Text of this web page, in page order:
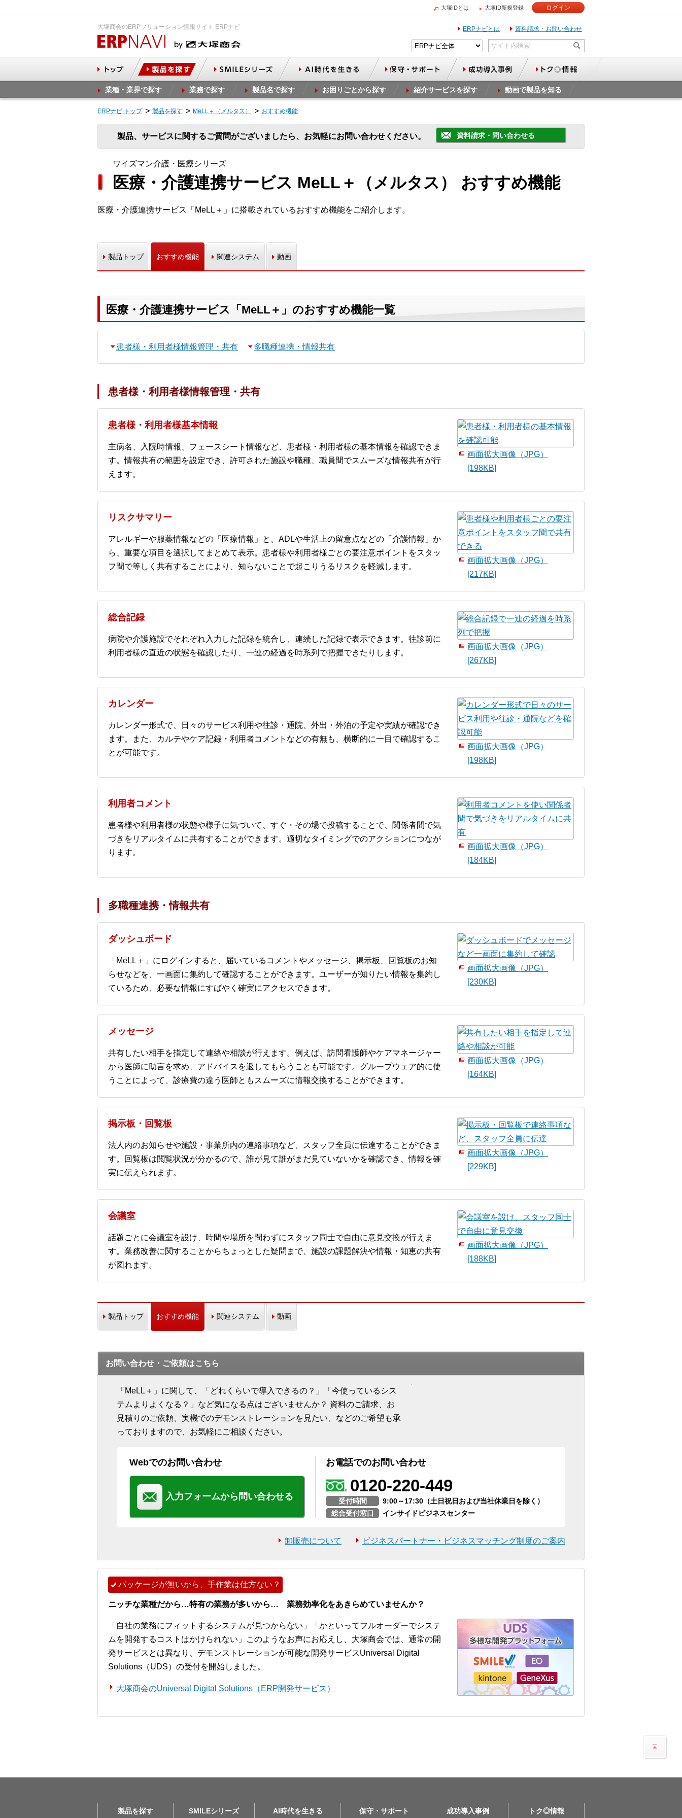
大塚IDとは 大塚ID新規登録 ログイン
大塚商会のERPソリューション情報サイト ERPナビ ERPナビとは 資料請求・お問い合わせ
業種・業界で探す 業務で探す 製品名で探す お困りごとから探す 紹介サービスを探す 動画で製品を知る
ERPナビ トップ 製品を探す MeLL＋（メルタス） おすすめ機能
製品、サービスに関するご質問がございましたら、お気軽にお問い合わせください。 資料請求・問い合わせる
ワイズマン介護・医療シリーズ
医療・介護連携サービス MeLL＋（メルタス） おすすめ機能
医療・介護連携サービス「MeLL＋」に搭載されているおすすめ機能をご紹介します。
製品トップ おすすめ機能 関連システム 動画
医療・介護連携サービス「MeLL＋」のおすすめ機能一覧
患者様・利用者様情報管理・共有 多職種連携・情報共有
患者様・利用者様情報管理・共有
患者様・利用者様基本情報
主病名、入院時情報、フェースシート情報など、患者様・利用者様の基本情報を確認できま
す。情報共有の範囲を設定でき、許可された施設や職種、職員間でスムーズな情報共有が行
えます。
画面拡大画像（JPG）
[198KB]
リスクサマリー
アレルギーや服薬情報などの「医療情報」と、ADLや生活上の留意点などの「介護情報」か
ら、重要な項目を選択してまとめて表示。患者様や利用者様ごとの要注意ポイントをスタッ
フ間で等しく共有することにより、知らないことで起こりうるリスクを軽減します。
画面拡大画像（JPG）
[217KB]
総合記録
病院や介護施設でそれぞれ入力した記録を統合し、連続した記録で表示できます。往診前に
利用者様の直近の状態を確認したり、一連の経過を時系列で把握できたりします。
画面拡大画像（JPG）
[267KB]
カレンダー
カレンダー形式で、日々のサービス利用や往診・通院、外出・外泊の予定や実績が確認でき
ます。また、カルテやケア記録・利用者コメントなどの有無も、横断的に一目で確認するこ
とが可能です。
画面拡大画像（JPG）
[198KB]
利用者コメント
患者様や利用者様の状態や様子に気づいて、すぐ・その場で投稿することで、関係者間で気
づきをリアルタイムに共有することができます。適切なタイミングでのアクションにつなが
ります。
画面拡大画像（JPG）
[184KB]
多職種連携・情報共有
ダッシュボード
「MeLL＋」にログインすると、届いているコメントやメッセージ、掲示板、回覧板のお知
らせなどを、一画面に集約して確認することができます。ユーザーが知りたい情報を集約し
ているため、必要な情報にすばやく確実にアクセスできます。
画面拡大画像（JPG）
[230KB]
メッセージ
共有したい相手を指定して連絡や相談が行えます。例えば、訪問看護師やケアマネージャー
から医師に助言を求め、アドバイスを返してもらうことも可能です。グループウェア的に使
うことによって、診療費の違う医師ともスムーズに情報交換することができます。
画面拡大画像（JPG）
[164KB]
掲示板・回覧板
法人内のお知らせや施設・事業所内の連絡事項など、スタッフ全員に伝達することができま
す。回覧板は閲覧状況が分かるので、誰が見て誰がまだ見ていないかを確認でき、情報を確
実に伝えられます。
画面拡大画像（JPG）
[229KB]
会議室
話題ごとに会議室を設け、時間や場所を問わずにスタッフ同士で自由に意見交換が行えま
す。業務改善に関することからちょっとした疑問まで、施設の課題解決や情報・知恵の共有
が図れます。
画面拡大画像（JPG）
[188KB]
製品トップ おすすめ機能 関連システム 動画
お問い合わせ・ご依頼はこちら
「MeLL＋」に関して、「どれくらいで導入できるの？」「今使っているシス
テムよりよくなる？」など気になる点はございませんか？ 資料のご請求、お
見積りのご依頼、実機でのデモンストレーションを見たい、などのご希望も承
っておりますので、お気軽にご相談ください。
Webでのお問い合わせ
入力フォームから問い合わせる
お電話でのお問い合わせ
0120-220-449
受付時間
9:00～17:30（土日祝日および当社休業日を除く）
総合受付窓口
インサイドビジネスセンター
卸販売について ビジネスパートナー・ビジネスマッチング制度のご案内
パッケージが無いから、手作業は仕方ない？
ニッチな業種だから…特有の業務が多いから… 業務効率化をあきらめていませんか？
「自社の業務にフィットするシステムが見つからない」「かといってフルオーダーでシステ
ムを開発するコストはかけられない」このようなお声にお応えし、大塚商会では、通常の開
発サービスとは異なり、デモンストレーションが可能な開発サービスUniversal Digital
Solutions（UDS）の受付を開始しました。
大塚商会のUniversal Digital Solutions（ERP開発サービス）
製品を探す SMILEシリーズ AI時代を生きる 保守・サポート 成功導入事例 トク◎情報